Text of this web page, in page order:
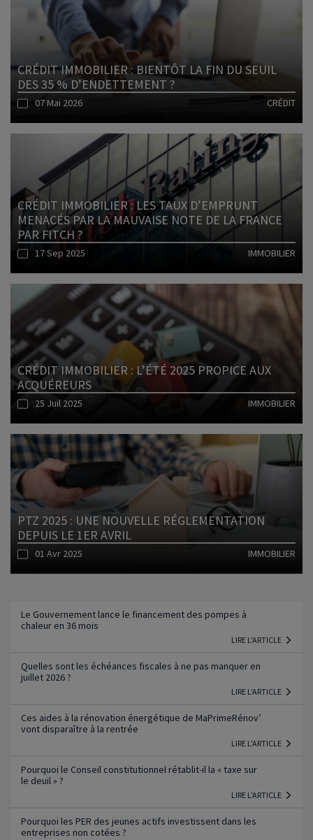
CRÉDIT IMMOBILIER : BIENTÔT LA FIN DU SEUIL
DES 35 % D’ENDETTEMENT ?
07 Mai 2026 CRÉDIT
Lire l'article
CRÉDIT IMMOBILIER : LES TAUX D’EMPRUNT
MENACÉS PAR LA MAUVAISE NOTE DE LA FRANCE
PAR FITCH ?
17 Sep 2025 IMMOBILIER
Lire l'article
CRÉDIT IMMOBILIER : L’ÉTÉ 2025 PROPICE AUX
ACQUÉREURS
25 Juil 2025 IMMOBILIER
Lire l'article
PTZ 2025 : UNE NOUVELLE RÉGLEMENTATION
DEPUIS LE 1ER AVRIL
01 Avr 2025 IMMOBILIER
Le Gouvernement lance le financement des pompes à
chaleur en 36 mois
LIRE L'ARTICLE
Quelles sont les échéances fiscales à ne pas manquer en
juillet 2026 ?
LIRE L'ARTICLE
Ces aides à la rénovation énergétique de MaPrimeRénov’
vont disparaître à la rentrée
LIRE L'ARTICLE
Pourquoi le Conseil constitutionnel rétablit-il la « taxe sur
le deuil » ?
LIRE L'ARTICLE
Pourquoi les PER des jeunes actifs investissent dans les
entreprises non cotées ?